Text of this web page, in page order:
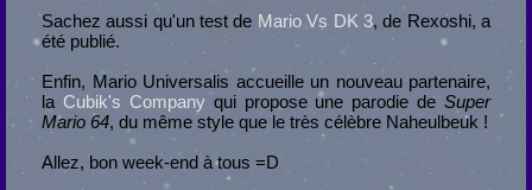
Sachez aussi qu'un test de Mario Vs DK 3, de Rexoshi, a
été publié.
Enfin, Mario Universalis accueille un nouveau partenaire,
la Cubik's Companyqui propose une parodie de Super
Mario 64, du même style que le très célèbre Naheulbeuk !
Allez, bon week-end à tous =D